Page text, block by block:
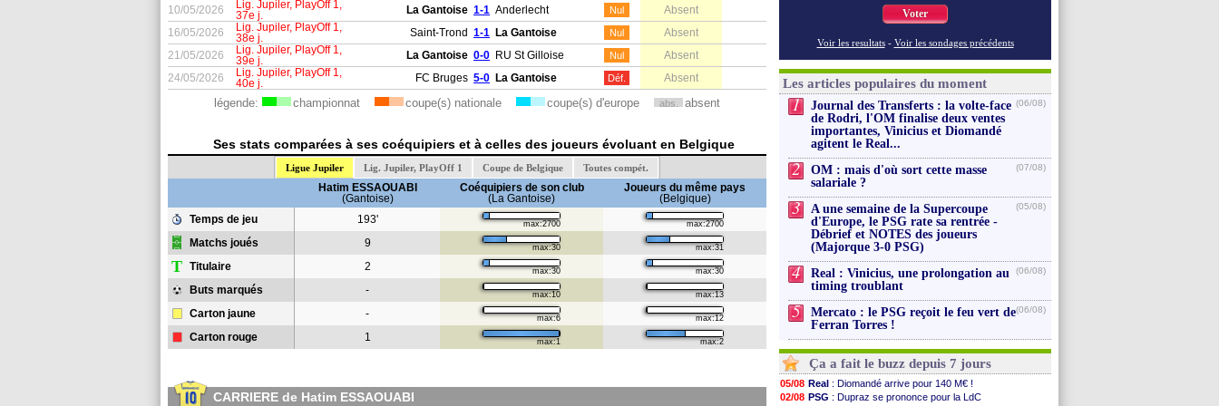
10/05/2026
Lig. Jupiler, PlayOff 1,
37e j.
La Gantoise 1-1 Anderlecht Nul
Absent
16/05/2026
Lig. Jupiler, PlayOff 1,
38e j.
Saint-Trond 1-1 La Gantoise Nul
Absent
21/05/2026
Lig. Jupiler, PlayOff 1,
39e j.
La Gantoise 0-0 RU St Gilloise Nul
Absent
24/05/2026
Lig. Jupiler, PlayOff 1,
40e j.
FC Bruges 5-0 La Gantoise Déf. Absent
légende: championnat coupe(s) nationale coupe(s) d'europe abs. absent
Ses stats comparées à ses coéquipiers et à celles des joueurs évoluant en Belgique
Ligue Jupiler Lig. Jupiler, PlayOff 1 Coupe de Belgique Toutes compét.
Hatim ESSAOUABI
(Gantoise)
Coéquipiers de son club
(La Gantoise)
Joueurs du même pays
(Belgique)
Temps de jeu
193' max:2700 max:2700
Matchs joués 9 max:30 max:31
T Titulaire 2 max:30 max:30
Buts marqués - max:10 max:13
Carton jaune - max:6 max:12
Carton rouge 1 max:1 max:2
CARRIERE de Hatim ESSAOUABI
Voter
Voir les resultats - Voir les sondages précédents
Les articles populaires du moment
1
Journal des Transferts : la volte-face
de Rodri, l'OM finalise deux ventes
importantes, Vinicius et Diomandé
agitent le Real...
(06/08)
2
OM : mais d'où sort cette masse
salariale ?
(07/08)
3
A une semaine de la Supercoupe
d'Europe, le PSG rate sa rentrée -
Débrief et NOTES des joueurs
(Majorque 3-0 PSG)
(05/08)
4
Real : Vinicius, une prolongation au
timing troublant
(06/08)
5
Mercato : le PSG reçoit le feu vert de
Ferran Torres !
(06/08)
Ça a fait le buzz depuis 7 jours
05/08 Real : Diomandé arrive pour 140 M€ !
02/08 PSG : Dupraz se prononce pour la LdC